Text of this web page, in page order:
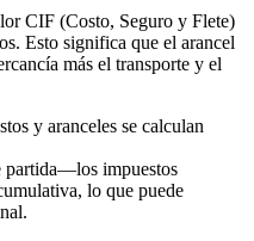
CIF (Costo, Seguro y Flete)
Esto significa que el arancel
más el transporte y el
y aranceles se calculan
partida—los impuestos
lo que puede